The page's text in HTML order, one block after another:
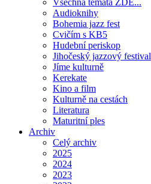
Audioknihy
Bohemia jazz fest
Cvičím s KB5
Hudební periskop
Jihočeský jazzový festival
Jíme kulturně
Kerekate
Kino a film
Kulturně na cestách
Literatura
Maturitní ples
Archiv
Celý archiv
2025
2024
2023